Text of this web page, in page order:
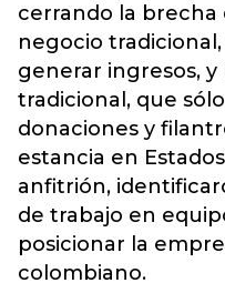
cerrando la
negocio
generar ingresos, y
tradicional, que
donaciones y
estancia en
anfitrión,
de trabajo en
posicionar la
colombiano.